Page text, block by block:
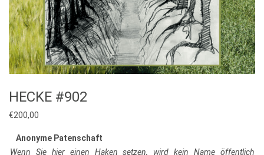
HECKE #902
€200,00
Anonyme Patenschaft
Wenn Sie hier einen Haken setzen, wird kein Name öffentlich